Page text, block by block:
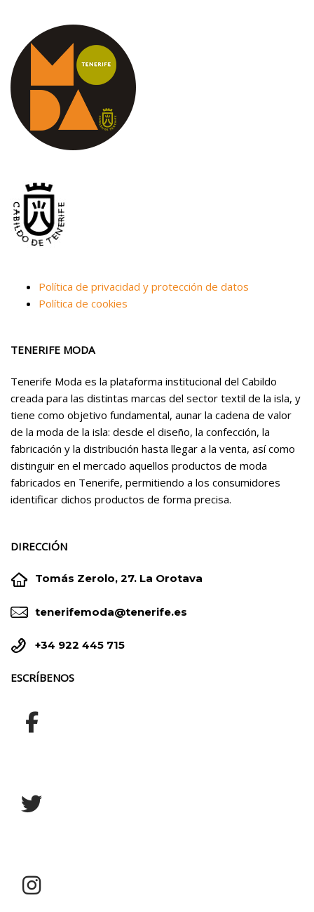
Política de privacidad y protección de datos
Política de cookies
TENERIFE MODA
Tenerife Moda es la plataforma institucional del Cabildo
creada para las distintas marcas del sector textil de la isla, y
tiene como objetivo fundamental, aunar la cadena de valor
de la moda de la isla: desde el diseño, la confección, la
fabricación y la distribución hasta llegar a la venta, así como
distinguir en el mercado aquellos productos de moda
fabricados en Tenerife, permitiendo a los consumidores
identificar dichos productos de forma precisa.
DIRECCIÓN

 Tomás Zerolo, 27. La Orotava

 tenerifemoda@tenerife.es

 +34 922 445 715
ESCRÍBENOS